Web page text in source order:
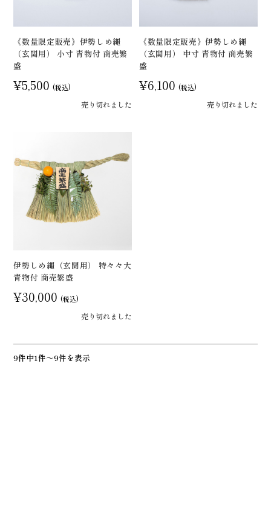
《数量限定販売》伊勢しめ縄
（玄関用） 小寸 青物付 商売繁
盛
¥5,500 (税込)
売り切れました
《数量限定販売》伊勢しめ縄
（玄関用） 中寸 青物付 商売繁
盛
¥6,100 (税込)
売り切れました
伊勢しめ縄（玄関用） 特々々大
青物付 商売繁盛
¥30,000 (税込)
売り切れました
9件中1件～9件を表示